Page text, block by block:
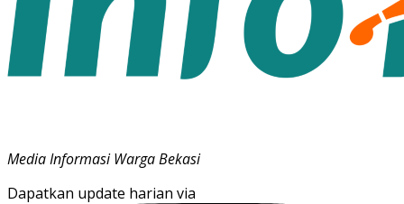
Media Informasi Warga Bekasi
Dapatkan update harian via